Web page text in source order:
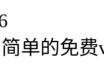
单的免费